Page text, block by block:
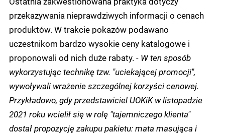
przekazywania nieprawdziwych informacji o cenach
produktów. W trakcie pokazów podawano
uczestnikom bardzo wysokie ceny katalogowe i
proponowali od nich duże rabaty. - W ten sposób
wykorzystując technikę tzw. "uciekającej promocji",
wywoływali wrażenie szczególnej korzyści cenowej.
Przykładowo, gdy przedstawiciel UOKiK w listopadzie
2021 roku wcielił się w rolę "tajemniczego klienta"
dostał propozycję zakupu pakietu: mata masująca i